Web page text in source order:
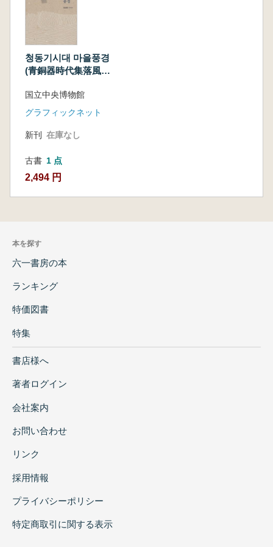
청동기시대 마을풍경
(青銅器時代集落風
国立中央博物館
グラフィックネット
新刊 在庫なし
古書 1 点
2,494 円
本を探す
六一書房の本
ランキング
特価図書
特集
書店様へ
著者ログイン
会社案内
お問い合わせ
リンク
採用情報
プライバシーポリシー
特定商取引に関する表示